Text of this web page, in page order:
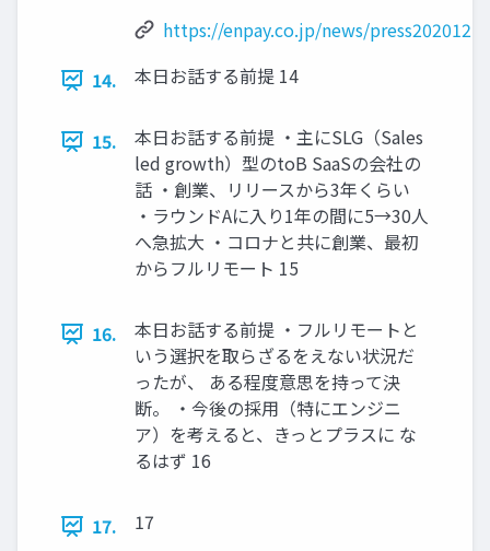
https://enpay.co.jp/news/
14.
本日お話する前提 14
15.
本日お話する前提 ・主にSLG（Sales
led growth）型のtoB SaaSの会社の
話 ・創業、リリースから3年くらい
・ラウンドAに入り1年の間に5→30人
へ急拡大 ・コロナと共に創業、最初
からフルリモート 15
16.
本日お話する前提 ・フルリモートと
いう選択を取らざるをえない状況だ
ったが、 ある程度意思を持って決
断。 ・今後の採用（特にエンジニ
ア）を考えると、きっとプラスに な
るはず 16
17. 17